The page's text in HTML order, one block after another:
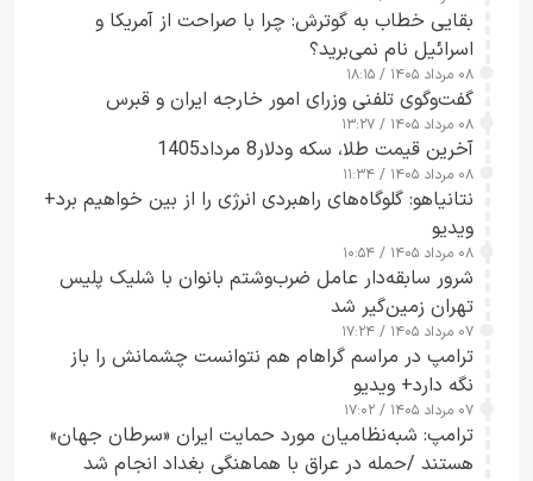
بقایی خطاب به گوترش: چرا با صراحت از آمریکا و
اسرائیل نام نمی‌برید؟
۰۸ مرداد ۱۴۰۵ / ۱۸:۱۵
گفت‌وگوی تلفنی وزرای امور خارجه ایران و قبرس
۰۸ مرداد ۱۴۰۵ / ۱۳:۲۷
آخرین قیمت طلا، سکه ودلار8 مرداد1405
۰۸ مرداد ۱۴۰۵ / ۱۱:۳۴
نتانیاهو: گلوگاه‌های راهبردی انرژی را از بین خواهیم برد+
ویدیو
۰۸ مرداد ۱۴۰۵ / ۱۰:۵۴
شرور سابقه‌دار عامل ضرب‌وشتم بانوان با شلیک پلیس
تهران زمین‌گیر شد
۰۷ مرداد ۱۴۰۵ / ۱۷:۲۴
ترامپ در مراسم گراهام هم نتوانست چشمانش را باز
نگه دارد+ ویدیو
۰۷ مرداد ۱۴۰۵ / ۱۷:۰۲
ترامپ: شبه‌نظامیان مورد حمایت ایران «سرطان جهان»
هستند /حمله در عراق با هماهنگی بغداد انجام شد